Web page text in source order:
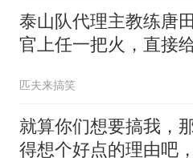
泰山队代理主教练唐
官上任一把火，直接
匹夫来搞笑
就算你们想要搞我，
得想个好点的理由吧